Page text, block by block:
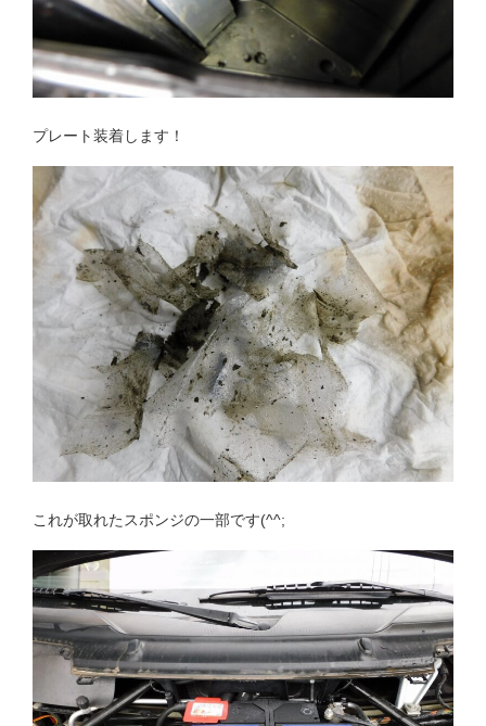
プレート装着します！
これが取れたスポンジの一部です(^^;